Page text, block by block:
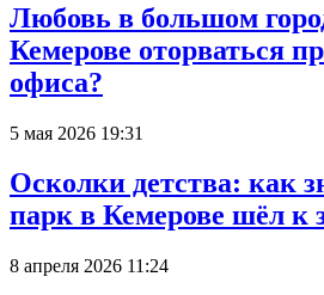
Любовь в большом
Кемерове оторваться
офиса?
5 мая 2026 19:31
Осколки детства: как
парк в Кемерове шёл к
8 апреля 2026 11:24